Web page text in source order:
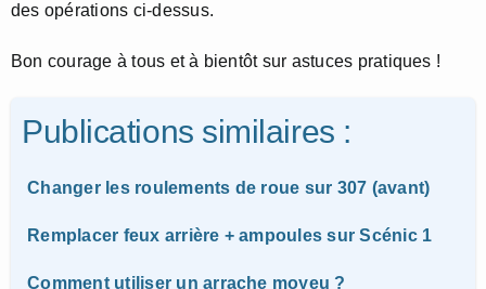
des opérations ci-dessus.
Bon courage à tous et à bientôt sur astuces pratiques !
Publications similaires :
Changer les roulements de roue sur 307 (avant)
Remplacer feux arrière + ampoules sur Scénic 1
Comment utiliser un arrache moyeu ?